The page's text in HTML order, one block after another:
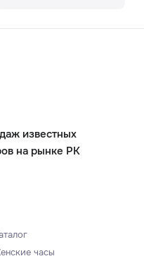
известных
на рынке РК
часы